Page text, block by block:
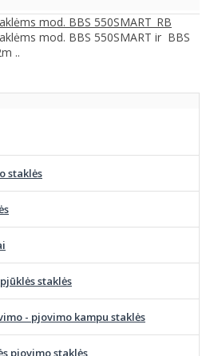
mod. BBS 550SMART_RB
mod. BBS 550SMART ir BBS
..
staklės
staklės
- pjovimo kampu staklės
pjovimo staklės